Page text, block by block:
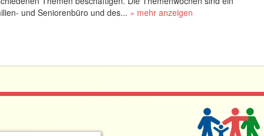
und Seniorenbüro und des... » mehr anzeigen